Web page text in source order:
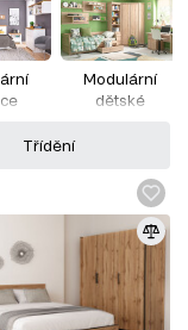
Modulární
dětské
Třídění